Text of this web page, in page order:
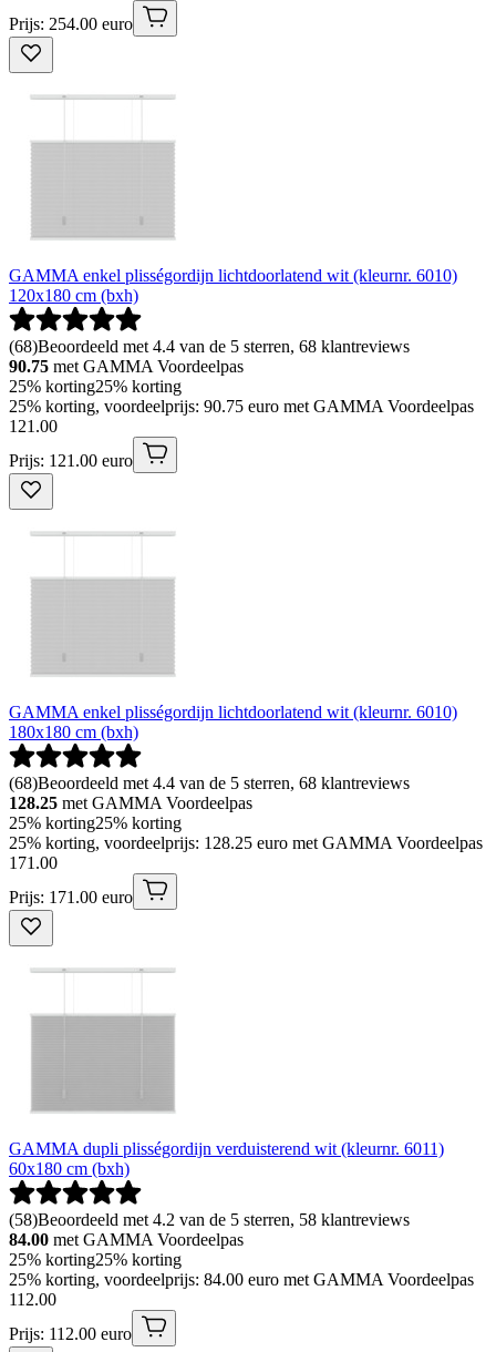
Prijs: 254.00 euro
GAMMA enkel plisségordijn lichtdoorlatend wit (kleurnr. 6010)
120x180 cm (bxh)
(68)Beoordeeld met 4.4 van de 5 sterren, 68 klantreviews
90.75 met GAMMA Voordeelpas
25% korting25% korting
25% korting, voordeelprijs: 90.75 euro met GAMMA Voordeelpas
121 .00
Prijs: 121.00 euro
GAMMA enkel plisségordijn lichtdoorlatend wit (kleurnr. 6010)
180x180 cm (bxh)
(68)Beoordeeld met 4.4 van de 5 sterren, 68 klantreviews
128.25 met GAMMA Voordeelpas
25% korting25% korting
25% korting, voordeelprijs: 128.25 euro met GAMMA Voordeelpas
171 .00
Prijs: 171.00 euro
GAMMA dupli plisségordijn verduisterend wit (kleurnr. 6011)
60x180 cm (bxh)
(58)Beoordeeld met 4.2 van de 5 sterren, 58 klantreviews
84.00 met GAMMA Voordeelpas
25% korting25% korting
25% korting, voordeelprijs: 84.00 euro met GAMMA Voordeelpas
112.00
Prijs: 112.00 euro